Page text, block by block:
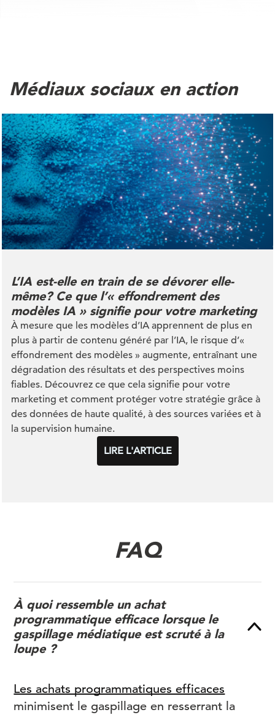
Médiaux sociaux en action
L’IA est-elle en train de se dévorer elle-
même? Ce que l’« effondrement des
modèles IA » signifie pour votre marketing
À mesure que les modèles d’IA apprennent de plus en
plus à partir de contenu généré par l’IA, le risque d’«
effondrement des modèles » augmente, entraînant une
dégradation des résultats et des perspectives moins
fiables. Découvrez ce que cela signifie pour votre
marketing et comment protéger votre stratégie grâce à
des données de haute qualité, à des sources variées et à
la supervision humaine.
LIRE L'ARTICLE
FAQ
À quoi ressemble un achat
programmatique efficace lorsque le
gaspillage médiatique est scruté à la
loupe ?
Les achats programmatiques efficaces
minimisent le gaspillage en resserrant la